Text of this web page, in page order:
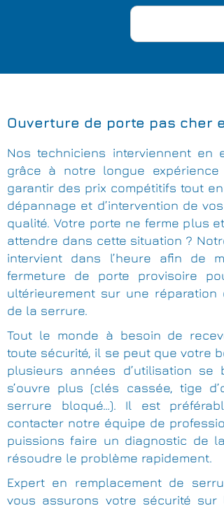
Ouverture de porte pas cher
Nos techniciens interviennent en
grâce à notre longue
garantir des prix compétitifs tout
dépannage et d’intervention de
qualité. Votre porte ne ferme plus
attendre dans cette situation ?
intervient dans l’heure afin de
fermeture de porte provisoire
ultérieurement sur une réparation
de la serrure.
Tout le monde à besoin de
toute sécurité, il se peut que votre
plusieurs années d’utilisation se
s’ouvre plus (clés cassée, tige
serrure bloqué…). Il est
contacter notre équipe de
puissions faire un diagnostic de
résoudre le problème rapidement.
Expert en remplacement de
vous assurons votre sécurité